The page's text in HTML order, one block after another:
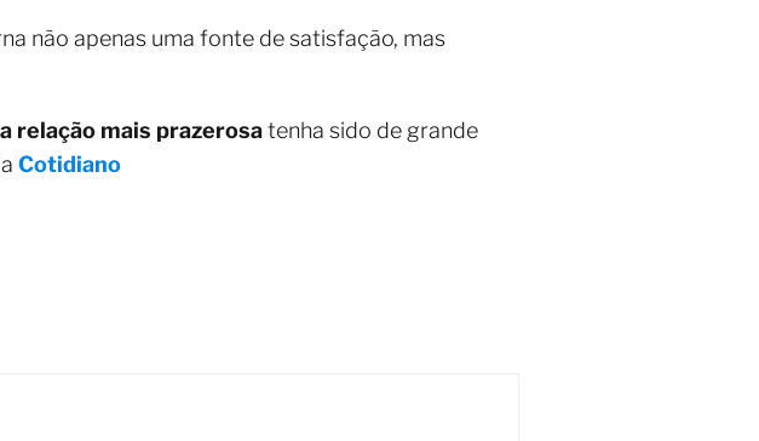
não apenas uma fonte de satisfação, mas
relação mais prazerosatenha sido de grande
Cotidiano